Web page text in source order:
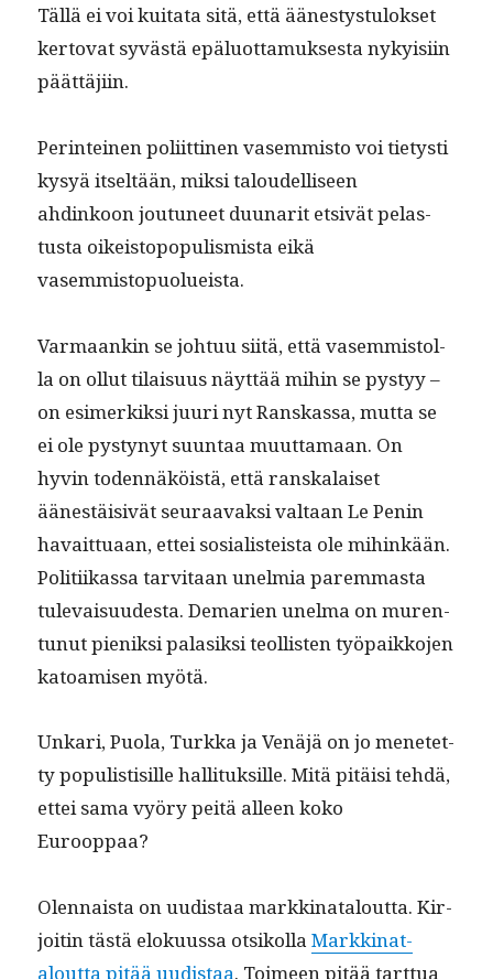
Täl­lä ei voi kui­tata sitä, että äänestys­tu­lok­set
ker­to­vat syvästä epälu­ot­ta­muk­ses­ta nyky­isi­in
päättäjiin.
Per­in­teinen poli­it­ti­nen vasem­mis­to voi tietysti
kysyä itseltään, mik­si taloudel­liseen
ahdinkoon joutuneet duu­nar­it etsivät pelas­
tus­ta oikeistopop­ulis­mista eikä
vasemmistopuolueista.
Var­maankin se johtuu siitä, että vasem­mis­tol­
la on ollut tilaisu­us näyt­tää mihin se pystyy –
on esimerkik­si juuri nyt Ran­skas­sa, mut­ta se
ei ole pystynyt suun­taa muut­ta­maan. On
hyvin toden­näköistä, että ran­skalaiset
äänestäi­sivät seu­raavak­si val­taan Le Penin
havait­tuaan, ettei sosial­is­teista ole mihinkään.
Poli­ti­ikas­sa tarvi­taan unelmia parem­mas­ta
tule­vaisu­ud­es­ta. Demarien unel­ma on muren­
tunut pieniksi palasik­si teol­lis­ten työ­paikko­jen
katoamisen myötä.
Unkari, Puo­la, Turk­ka ja Venäjä on jo menetet­
ty pop­ulis­tisille hal­li­tuk­sille. Mitä pitäisi tehdä,
ettei sama vyöry peitä alleen koko
Eurooppaa?
Olen­naista on uud­is­taa markki­na­t­alout­ta. Kir­
joitin tästä eloku­us­sa otsikol­laMarkki­na­t­
alout­ta pitää uud­is­taa. Toimeen pitää tart­tua